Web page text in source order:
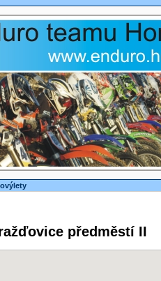
předměstí II